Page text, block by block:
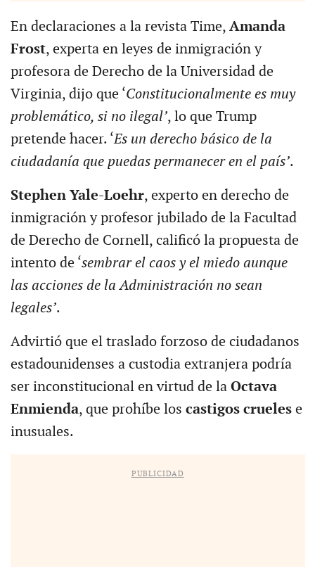
En declaraciones a la revista Time, Amanda
Frost, experta en leyes de inmigración y
profesora de Derecho de la Universidad de
Virginia, dijo que ‘Constitucionalmente es muy
problemático, si no ilegal’, lo que Trump
pretende hacer. ‘Es un derecho básico de la
ciudadanía que puedas permanecer en el país’.
Stephen Yale-Loehr, experto en derecho de
inmigración y profesor jubilado de la Facultad
de Derecho de Cornell, calificó la propuesta de
intento de ‘sembrar el caos y el miedo aunque
las acciones de la Administración no sean
legales’.
Advirtió que el traslado forzoso de ciudadanos
estadounidenses a custodia extranjera podría
ser inconstitucional en virtud de la Octava
Enmienda, que prohíbe los castigos cruelese
inusuales.
PUBLICIDAD